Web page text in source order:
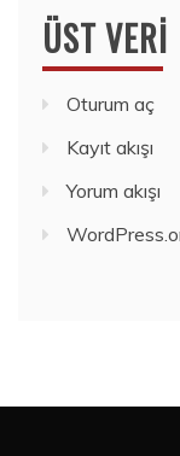
ÜST VERI
Oturum aç
Kayıt akışı
Yorum akışı